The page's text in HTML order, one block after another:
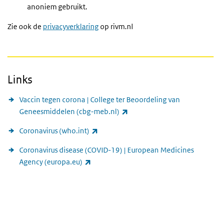
anoniem gebruikt.
Zie ook de privacyverklaringop rivm.nl
Links
Vaccin tegen corona | College ter Beoordeling van
Geneesmiddelen (cbg-meb.nl)
Coronavirus (who.int)
Coronavirus disease (COVID-19) | European Medicines
Agency (europa.eu)